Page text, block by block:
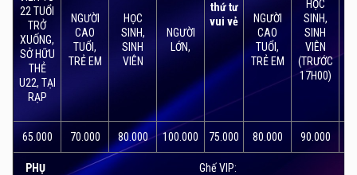
Rạp chiếu phim CGV Aeon Hà Đông đã nâng tầm thưởng
thức điện ảnh của khán giả thủ đô lên một tầm cao mới,
hoàn toàn không hề thua xem so với thành phố Hồ Chí
Minh – trung tâm vui chơi giải trí hàng đầu cả nước.
thứ tư
vui vẻ
22 TUỔI
TRỞ
XUỐNG,
SỞ HỮU
THẺ
U22, TẠI
RẠP
NGƯỜI
CAO
TUỔI,
TRẺ EM
HỌC
SINH,
SINH
VIÊN
NGƯỜI
LỚN,
NGƯỜI
CAO
TUỔI,
TRẺ EM
HỌC
SINH,
SINH
VIÊN
(TRƯỚC
17H00)
65.000 70.000 80.000 100.000 75.000 80.000 90.000
PHỤ
Ghế VIP: